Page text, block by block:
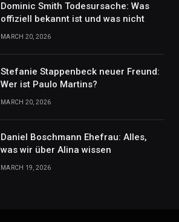
Dominic Smith Todesursache: Was
offiziell bekannt ist und was nicht
MARCH 20, 2026
Stefanie Stappenbeck neuer Freund:
Wer ist Paulo Martins?
MARCH 20, 2026
Daniel Boschmann Ehefrau: Alles,
was wir über Alina wissen
MARCH 19, 2026